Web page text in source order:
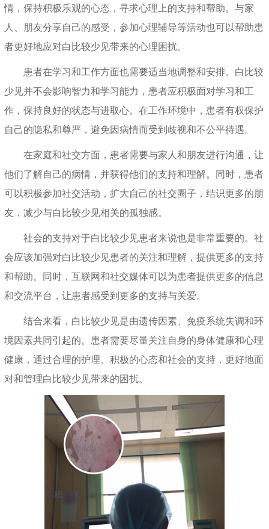
情，保持积极乐观的心态，寻求心理上的支持和帮助。与家
人、朋友分享自己的感受，参加心理辅导等活动也可以帮助患
者更好地应对白比较少见带来的心理困扰。
患者在学习和工作方面也需要适当地调整和安排。白比较
少见并不会影响智力和学习能力，患者应积极面对学习和工
作，保持良好的状态与进取心。在工作环境中，患者有权保护
自己的隐私和尊严，避免因病情而受到歧视和不公平待遇。
在家庭和社交方面，患者需要与家人和朋友进行沟通，让
他们了解自己的病情，并获得他们的支持和理解。同时，患者
可以积极参加社交活动，扩大自己的社交圈子，结识更多的朋
友，减少与白比较少见相关的孤独感。
社会的支持对于白比较少见患者来说也是非常重要的。社
会应该加强对白比较少见患者的关注和理解，提供更多的支持
和帮助。同时，互联网和社交媒体可以为患者提供更多的信息
和交流平台，让患者感受到更多的支持与关爱。
结合来看，白比较少见是由遗传因素、免疫系统失调和环
境因素共同引起的。患者需要尽量关注自身的身体健康和心理
健康，通过合理的护理、积极的心态和社会的支持，更好地面
对和管理白比较少见带来的困扰。